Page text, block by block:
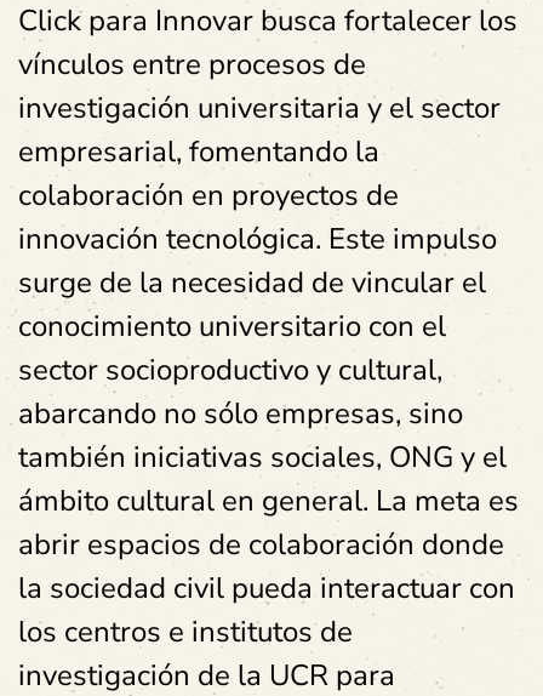
Click para Innovar busca fortalecer los
vínculos entre procesos de
investigación universitaria y el sector
empresarial, fomentando la
colaboración en proyectos de
innovación tecnológica. Este impulso
surge de la necesidad de vincular el
conocimiento universitario con el
sector socioproductivo y cultural,
abarcando no sólo empresas, sino
también iniciativas sociales, ONG y el
ámbito cultural en general. La meta es
abrir espacios de colaboración donde
la sociedad civil pueda interactuar con
los centros e institutos de
investigación de la UCR para